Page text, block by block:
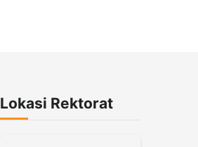
Lokasi Rektorat